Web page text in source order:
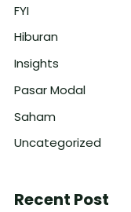
FYI
Hiburan
Insights
Pasar Modal
Saham
Uncategorized
Recent Post